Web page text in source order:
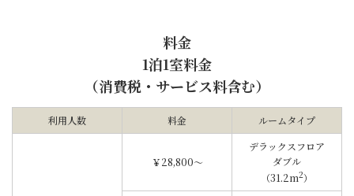
料金
1泊1室料金
（消費税・サービス料含む）
利用人数 料金 ルームタイプ
￥28,800～
デラックスフロア
ダブル
（31.2m2）